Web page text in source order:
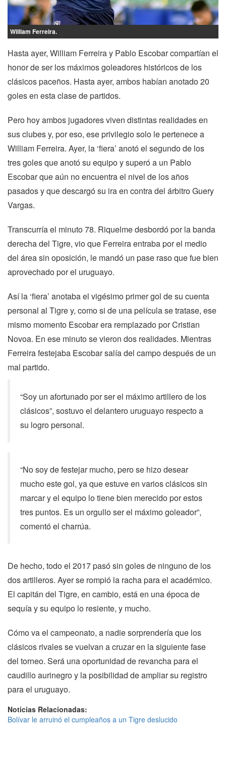
William Ferreira.
Hasta ayer, William Ferreira y Pablo Escobar compartían el
honor de ser los máximos goleadores históricos de los
clásicos paceños. Hasta ayer, ambos habían anotado 20
goles en esta clase de partidos.
Pero hoy ambos jugadores viven distintas realidades en
sus clubes y, por eso, ese privilegio solo le pertenece a
William Ferreira. Ayer, la ‘fiera’ anotó el segundo de los
tres goles que anotó su equipo y superó a un Pablo
Escobar que aún no encuentra el nivel de los años
pasados y que descargó su ira en contra del árbitro Guery
Vargas.
Transcurría el minuto 78. Riquelme desbordó por la banda
derecha del Tigre, vio que Ferreira entraba por el medio
del área sin oposición, le mandó un pase raso que fue bien
aprovechado por el uruguayo.
Así la ‘fiera’ anotaba el vigésimo primer gol de su cuenta
personal al Tigre y, como si de una película se tratase, ese
mismo momento Escobar era remplazado por Cristian
Novoa. En ese minuto se vieron dos realidades. Mientras
Ferreira festejaba Escobar salía del campo después de un
mal partido.
“Soy un afortunado por ser el máximo artillero de los
clásicos”, sostuvo el delantero uruguayo respecto a
su logro personal.
“No soy de festejar mucho, pero se hizo desear
mucho este gol, ya que estuve en varios clásicos sin
marcar y el equipo lo tiene bien merecido por estos
tres puntos. Es un orgullo ser el máximo goleador”,
comentó el charrúa.
De hecho, todo el 2017 pasó sin goles de ninguno de los
dos artilleros. Ayer se rompió la racha para el académico.
El capitán del Tigre, en cambio, está en una época de
sequía y su equipo lo resiente, y mucho.
Cómo va el campeonato, a nadie sorprendería que los
clásicos rivales se vuelvan a cruzar en la siguiente fase
del torneo. Será una oportunidad de revancha para el
caudillo aurinegro y la posibilidad de ampliar su registro
para el uruguayo.
Noticias Relacionadas:
Bolívar le arruinó el cumpleaños a un Tigre deslucido